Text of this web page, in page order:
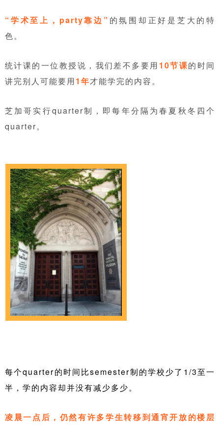
“学术至上，party靠边” 的氛围却正好是芝大的特
色。
统计课的一位教授说，我们差不多要用 10节课的时间
讲完别人可能要用1年才能学完的内容。
芝加哥实行quarter制，即每年分隔为春夏秋冬四个
quarter。
每个quarter的时间比semester制的学校少了1/3至一
半，学的内容却并没有减少多少。
凌晨一点后，仍然有许多学生转移到通宵开放的楼层